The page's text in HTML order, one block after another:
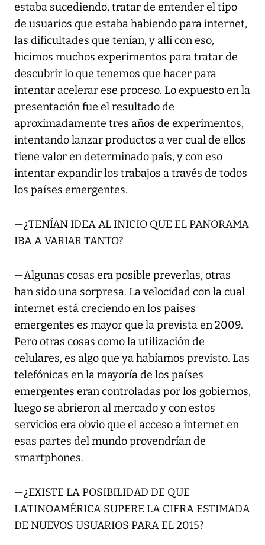
estaba sucediendo, tratar de entender el tipo
de usuarios que estaba habiendo para internet,
las dificultades que tenían, y allí con eso,
hicimos muchos experimentos para tratar de
descubrir lo que tenemos que hacer para
intentar acelerar ese proceso. Lo expuesto en la
presentación fue el resultado de
aproximadamente tres años de experimentos,
intentando lanzar productos a ver cual de ellos
tiene valor en determinado país, y con eso
intentar expandir los trabajos a través de todos
los países emergentes.
—¿TENÍAN IDEA AL INICIO QUE EL PANORAMA
IBA A VARIAR TANTO?
—Algunas cosas era posible preverlas, otras
han sido una sorpresa. La velocidad con la cual
internet está creciendo en los países
emergentes es mayor que la prevista en 2009.
Pero otras cosas como la utilización de
celulares, es algo que ya habíamos previsto. Las
telefónicas en la mayoría de los países
emergentes eran controladas por los gobiernos,
luego se abrieron al mercado y con estos
servicios era obvio que el acceso a internet en
esas partes del mundo provendrían de
smartphones.
—¿EXISTE LA POSIBILIDAD DE QUE
LATINOAMÉRICA SUPERE LA CIFRA ESTIMADA
DE NUEVOS USUARIOS PARA EL 2015?